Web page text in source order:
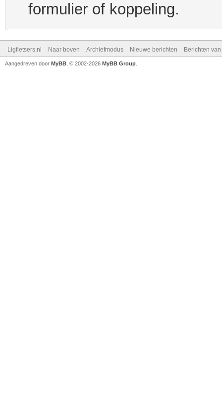
formulier of koppeling.
Ligfietsers.nl Naar boven Archiefmodus Nieuwe berichten Berichten
Aangedreven door MyBB , © 2002-2026 MyBB Group